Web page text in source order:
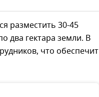
разместить 30-45
два гектара земли. В
что обеспечит